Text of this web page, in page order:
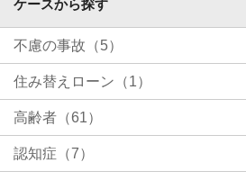
ケースから探す
不慮の事故（5）
住み替えローン（1）
高齢者（61）
認知症（7）